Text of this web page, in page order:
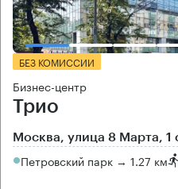
БЕЗ КОМИССИИ
Бизнес-центр
Трио
Москва, улица 8 Марта, 1
Петровский парк → 1.27 км